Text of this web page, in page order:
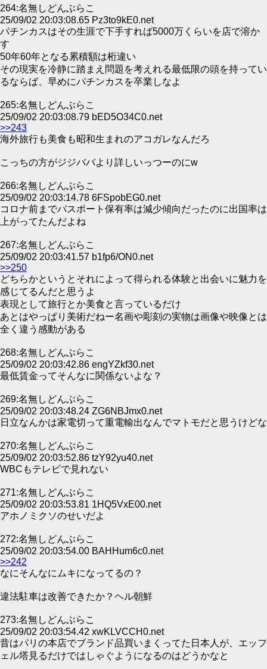
264:名無しどんぶらこ
25/09/02 20:03:08.65 Pz3to9kE0.net
パチンカスはその生涯で下手すれば5000万くらいを店で溶か
す
50年60年となる累積額は桁違い
その現実を冷静に踏まえ問題を考えれる最低限の頭を持ってい
るならば、早めにパチンカスを卒業しなよ
265:名無しどんぶらこ
25/09/02 20:03:08.79 bED5O34C0.net
>>243
海外旅行も美食も昭和生まれのアコガレなんだろ
こっちの方がジジババより詳しいっつーのにw
266:名無しどんぶらこ
25/09/02 20:03:14.78 6FSpobEG0.net
コロナ前までパスポート保有率は減少傾向だったのに出国率は
上がってたんだよね
267:名無しどんぶらこ
25/09/02 20:03:41.57 b1fp6/ON0.net
>>250
どちらかというとそれによって得られる体験と出会いに魅力を
感じてるんだと思うよ
表現として旅行とか美食と言っているだけ
あとはやっぱり美術だねー名画や彫刻の実物は画像や映像とは
全く違う感動がある
268:名無しどんぶらこ
25/09/02 20:03:42.86 engYZkf30.net
最低賃金ってそんなに関係ないよな？
269:名無しどんぶらこ
25/09/02 20:03:48.24 ZG6NBJmx0.net
日立なんかは家電切って重電輸出なんでマトモだと思うけどな
270:名無しどんぶらこ
25/09/02 20:03:52.86 tzY92yu40.net
WBCもテレビで見れない
271:名無しどんぶらこ
25/09/02 20:03:53.81 1HQ5VxE00.net
アホノミクソのせいだよ
272:名無しどんぶらこ
25/09/02 20:03:54.00 BAHHum6c0.net
>>242
なにそんなにムキになってるの？
違法駐車は改善できたか？ヘル朝鮮
273:名無しどんぶらこ
25/09/02 20:03:54.42 xwKLVCCH0.net
昔はパリの本店でブランド品買いまくってた日本人が、エッフ
ェル塔見るだけではしゃぐようになるのはどうかなと